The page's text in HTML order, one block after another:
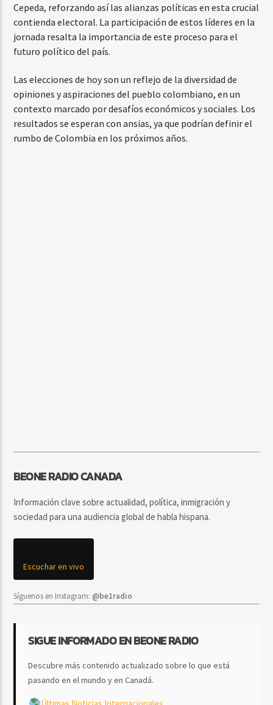
Cepeda, reforzando así las alianzas políticas en esta crucial
contienda electoral. La participación de estos líderes en la
jornada resalta la importancia de este proceso para el
futuro político del país.
Las elecciones de hoy son un reflejo de la diversidad de
opiniones y aspiraciones del pueblo colombiano, en un
contexto marcado por desafíos económicos y sociales. Los
resultados se esperan con ansias, ya que podrían definir el
rumbo de Colombia en los próximos años.
BEONE RADIO CANADA
Información clave sobre actualidad, política, inmigración y
sociedad para una audiencia global de habla hispana.
Escuchar en vivo
Síguenos en Instagram: @be1radio
SIGUE INFORMADO EN BEONE RADIO
Descubre más contenido actualizado sobre lo que está
pasando en el mundo y en Canadá.